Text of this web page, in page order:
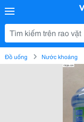
Đồ uống Nước khoáng